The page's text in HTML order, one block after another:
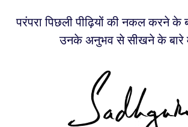
परंपरा पिछली पीढ़ियों की नकल करने के
उनके अनुभव से सीखने के बारे